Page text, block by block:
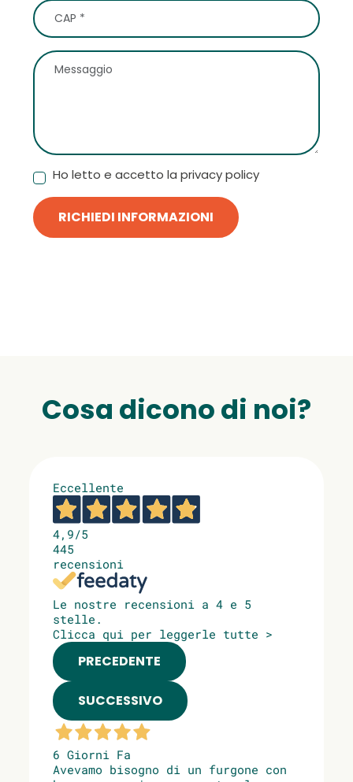
Ho letto e accetto la privacy policy
RICHIEDI INFORMAZIONI
Cosa dicono di noi?
Eccellente
4,9/5
445
recensioni
Le nostre recensioni a 4 e 5
stelle.
Clicca qui per leggerle tutte >
PRECEDENTE
SUCCESSIVO
6 Giorni Fa
Avevamo bisogno di un furgone con